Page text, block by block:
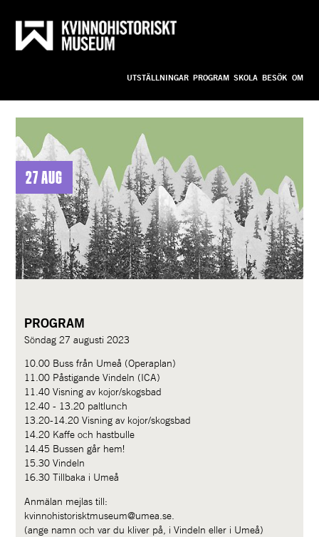
Till innehållet
UTSTÄLLNINGAR PROGRAM SKOLA BESÖK OM
bild_ny
27 aug
PROGRAM
Söndag 27 augusti 2023
10.00 Buss från Umeå (Operaplan)
11.00 Påstigande Vindeln (ICA)
11.40 Visning av kojor/skogsbad
12.40 - 13.20 paltlunch
13.20-14.20 Visning av kojor/skogsbad
14.20 Kaffe och hastbulle
14.45 Bussen går hem!
15.30 Vindeln
16.30 Tillbaka i Umeå
Anmälan mejlas till:
kvinnohistorisktmuseum@umea.se.
(ange namn och var du kliver på, i Vindeln eller i Umeå)